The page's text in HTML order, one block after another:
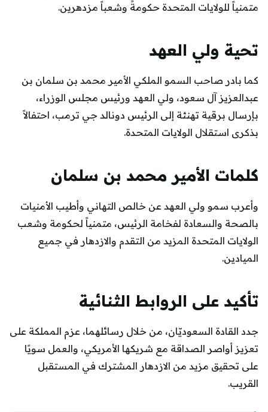
متمنياً للولايات المتحدة حكومةً وشعباً مزدهرين.
تحية ولي العهد
كما بادر صاحب السمو الملكي الأمير محمد بن سلمان بن
عبدالعزيز آل سعود، ولي العهد ورئيس مجلس الوزراء،
بإرسال برقية تهنئة إلى الرئيس دونالد جي ترمب، احتفالاً
بذكرى استقلال الولايات المتحدة.
كلمات الأمير محمد بن سلمان
وأعرب سمو ولي العهد عن خالص التهاني وأطيب الأمنيات
بالصحة والسعادة لفخامة الرئيس، متمنياً لحكومة وشعب
الولايات المتحدة المزيد من التقدم والازدهار في جميع
الميادين.
تأكيد على الروابط الثنائية
جدد القادة السعوديّان، من خلال رسائلهما، عزم المملكة على
تعزيز أواصر الصداقة مع شريكها الأمريكي، والعمل سويًا
على تحقيق مزيد من الازدهار المشترك في المستقبل
القريب.